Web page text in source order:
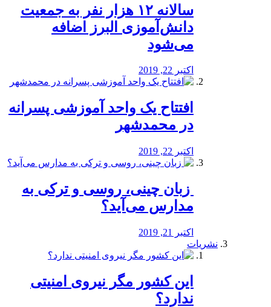
️سالانه ۱۲ هزار نفر به جمعیت
دانش‌آموزی البرز اضافه
می‌شود
اکتبر 22, 2019
افتتاح یک واحد آموزشی پسرانه
در محمدشهر
اکتبر 22, 2019
️ زبان چینی، روسی و ترکی به
مدارس می‌آید؟
اکتبر 21, 2019
نشریات
این کشور مگر نیروی امنیتی
ندارد؟